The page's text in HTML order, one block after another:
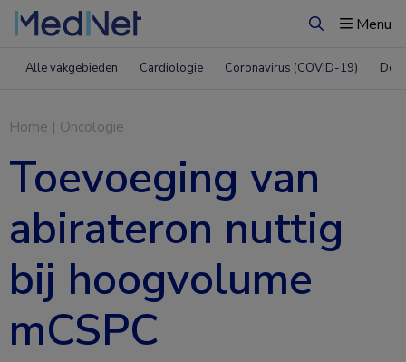
ZoekenMenu
Alle vakgebieden Cardiologie Coronavirus (COVID-19)
Home | Oncologie
Toevoeging van
abirateron nuttig
bij hoogvolume
mCSPC